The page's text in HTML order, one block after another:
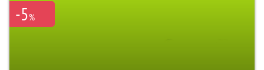
-5%